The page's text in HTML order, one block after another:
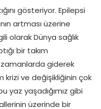
gösteriyor. Epilepsi
artması üzerine
olarak Dünya sağlık
bir takım
giderek
ve değişikliğinin çok
yaz yaşadığımız gibi
üzerinde bir